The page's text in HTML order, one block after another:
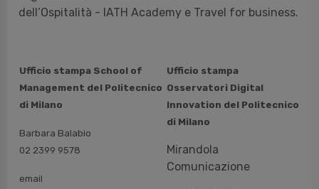
dell’Ospitalità - IATH Academy e Travel for business.
Ufficio stampa School of
Management del Politecnico
di Milano
Barbara Balabio
02 2399 9578
email
Ufficio stampa
Osservatori Digital
Innovation del Politecnico
di Milano
Mirandola
Comunicazione